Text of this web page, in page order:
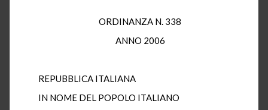
ORDINANZA N. 338
ANNO 2006
REPUBBLICA ITALIANA
IN NOME DEL POPOLO ITALIANO